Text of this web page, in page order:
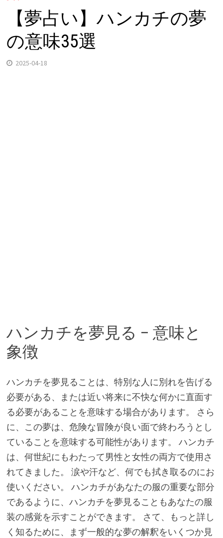
【夢占い】ハンカチの夢
の意味35選
2025-04-18
ハンカチを夢見る – 意味と
象徴
ハンカチを夢見ることは、特別な人に別れを告げる
必要がある、または近い将来に不快な何かに直面す
る必要があることを意味する場合があります。 さら
に、この夢は、危険な冒険が良い面で終わろうとし
ていることを意味する可能性があります。 ハンカチ
は、何世紀にもわたって男性と女性の両方で使用さ
れてきました。 涙や汗など、何でも拭き取るのにお
使いください。 ハンカチがあなたの服の重要な部分
であるように、ハンカチを夢見ることもあなたの服
装の感覚を示すことができます。 さて、もっと詳し
く知るために、まず一般的な夢の解釈をいくつか見